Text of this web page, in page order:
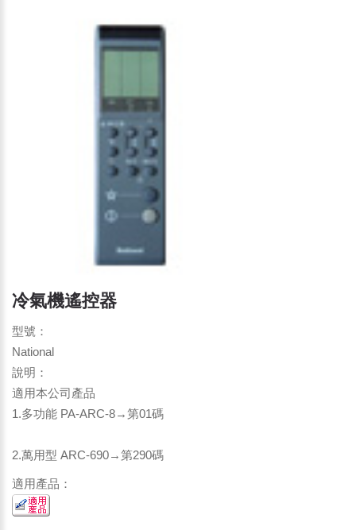
冷氣機遙控器
型號：
National
說明：
適用本公司產品
1.多功能 PA-ARC-8→第01碼
2.萬用型 ARC-690→第290碼
適用產品：